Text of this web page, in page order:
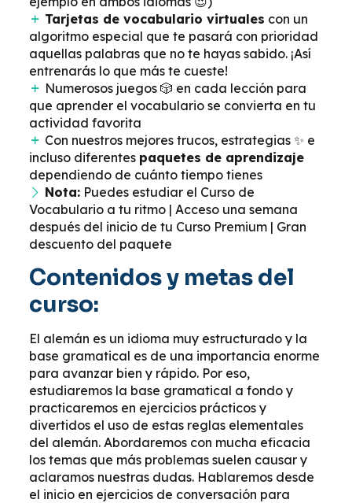
Tarjetas de vocabulario virtuales con un
algoritmo especial que te pasará con prioridad
aquellas palabras que no te hayas sabido. ¡Así
entrenarás lo que más te cueste!
Numerosos juegos 🎲 en cada lección para
que aprender el vocabulario se convierta en tu
actividad favorita
Con nuestros mejores trucos, estrategias ✨ e
incluso diferentes paquetes de aprendizaje
dependiendo de cuánto tiempo tienes
Nota:Puedes estudiar el Curso de
Vocabulario a tu ritmo | Acceso una semana
después del inicio de tu Curso Premium | Gran
descuento del paquete
Contenidos y metas del
curso:
El alemán es un idioma muy estructurado y la
base gramatical es de una importancia enorme
para avanzar bien y rápido. Por eso,
estudiaremos la base gramatical a fondo y
practicaremos en ejercicios prácticos y
divertidos el uso de estas reglas elementales
del alemán. Abordaremos con mucha eficacia
los temas que más problemas suelen causar y
aclaramos nuestras dudas. Hablaremos desde
el inicio en ejercicios de conversación para